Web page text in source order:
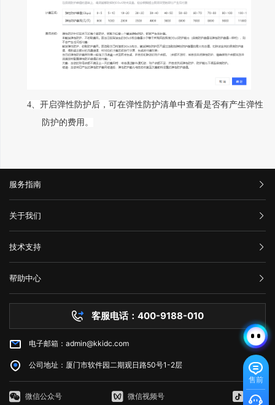
4、开启弹性防护后，可在弹性防护清单中查看是否有产生弹性
防护的费用。
售前
服务指南
汇款信息
购买流程
服务条款
关于我们
公司介绍
举报中心
隐私声明
技术支持
网站备案
技术文档
帮助中心
服务器问题
市场资讯
客服电话：400-9188-010
电子邮箱：admin@kkidc.com
公司地址：厦门市软件园二期观日路50号1-2层
微信公众号 微信视频号 抖音